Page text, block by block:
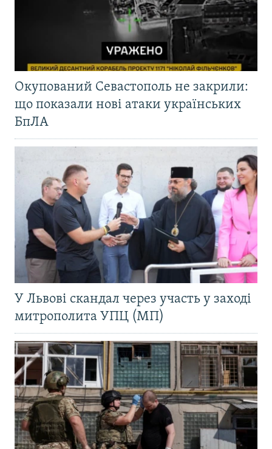
Окупований Севастополь не закрили:
що показали нові атаки українських
БпЛА
У Львові скандал через участь у заході
митрополита УПЦ (МП)